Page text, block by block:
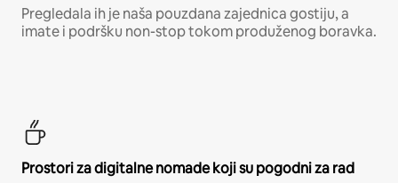
Pregledala ih je naša pouzdana zajednica gostiju, a
imate i podršku non-stop tokom produženog boravka.
Prostori za digitalne nomade koji su pogodni za rad